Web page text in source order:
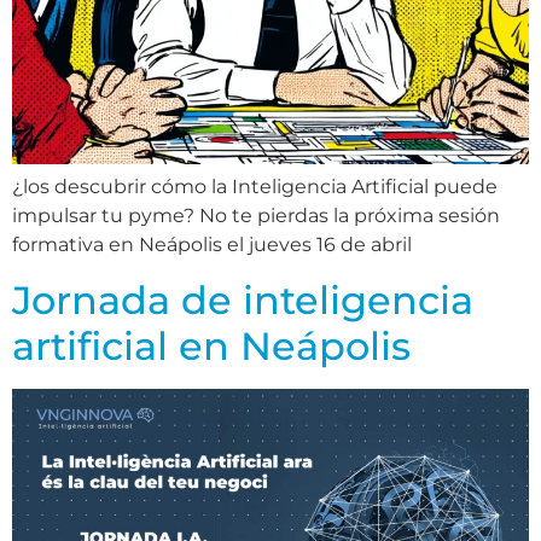
¿los descubrir cómo la Inteligencia Artificial puede
impulsar tu pyme? No te pierdas la próxima sesión
formativa en Neápolis el jueves 16 de abril
Jornada de inteligencia
artificial en Neápolis